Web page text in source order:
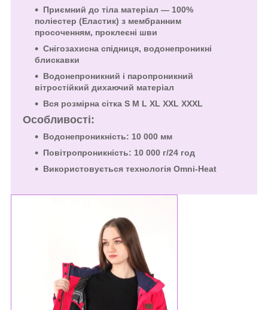
Приємний до тіла матеріал — 100%
поліестер (Еластик) з мембранним
просоченням, проклеєні шви
Снігозахисна спідниця, водонепроникні
блискавки
Водонепроникний і паропроникний
вітростійкий дихаючий матеріал
Вся розмірна сітка S M L XL XXL XXXL
Особливості:
Водонепроникність: 10 000 мм
Повітропроникність: 10 000 г/24 год
Використовується технологія Omni-Heat